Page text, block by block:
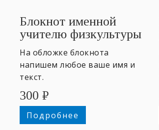
Блокнот именной
учителю физкультуры
На обложке блокнота
напишем любое ваше имя и
текст.
300 ₽
Подробнее